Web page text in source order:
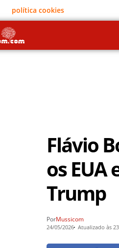
política cookies
Flávio
os EUA
Trump
PorMussicom
24/05/2026 Atualizado às